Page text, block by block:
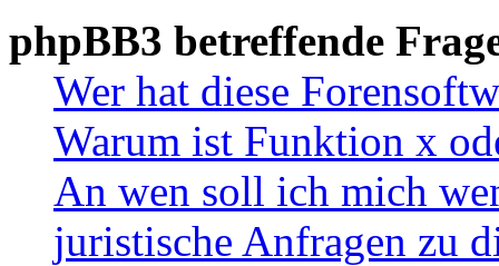
phpBB3 betreffende
Wer hat diese
Warum ist Funktion x
An wen soll ich mich
juristische Anfragen zu